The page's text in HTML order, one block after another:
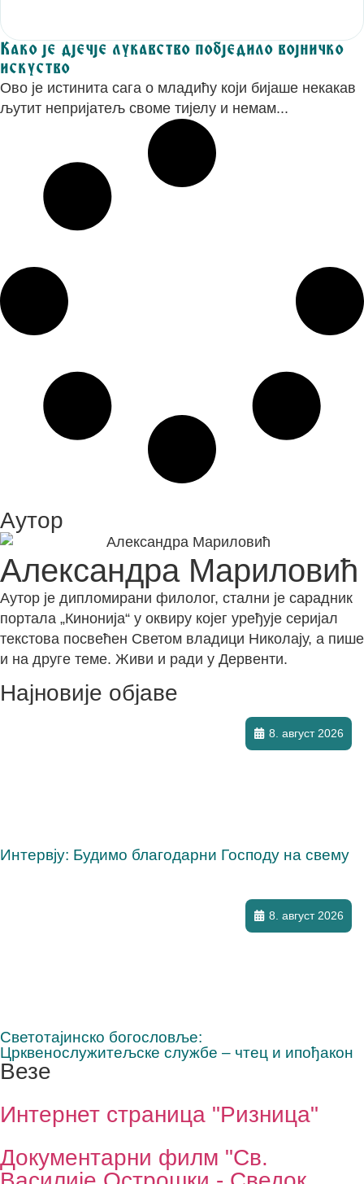
Како је дјечје лукавство побједило војничко
искуство
Ово је истинита сага о младићу који бијаше некакав
љутит непријатељ своме тијелу и немам...
Аутор
Александра Мариловић
Аутор је дипломирани филолог, стални је сарадник
портала „Кинонија“ у оквиру којег уређује серијал
текстова посвећен Светом владици Николају, а пише
и на друге теме. Живи и ради у Дервенти.
Најновије објаве
Интервју: Будимо благодарни Господу на свему
8. август 2026
Светотајинско богословље:
Црквенослужитељске службе – чтец и ипођакон
8. август 2026
Везе
Интернет страница "Ризница"
Документарни филм "Св.